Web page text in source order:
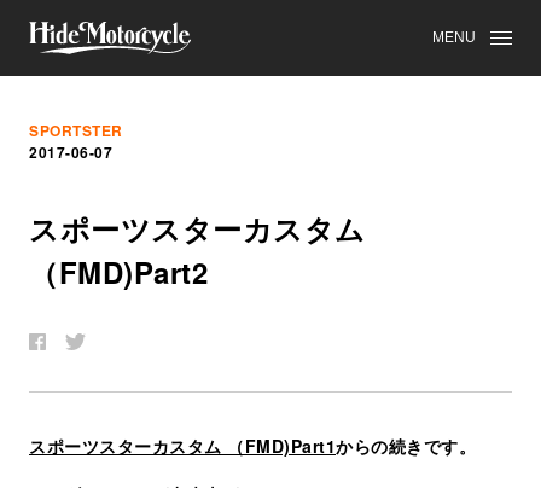
MENU
SPORTSTER
2017-06-07
スポーツスターカスタム
（FMD)Part2
スポーツスターカスタム （FMD)Part1からの続きです。